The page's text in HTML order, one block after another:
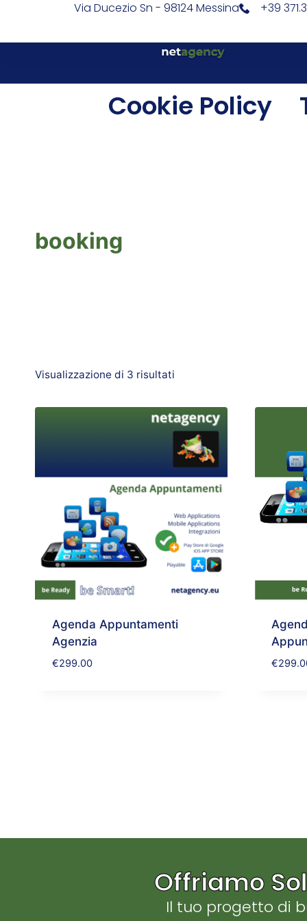
Via Ducezio Sn - 98124 Messina +39
Cookie Policy
booking
Visualizzazione di 3 risultati
Agenda Appuntamenti
Agenzia
€299.00 €
Offriamo
Il tuo progetto di